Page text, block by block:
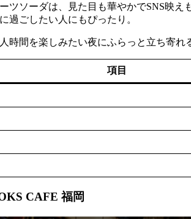
ツソーダは、見た目も華やかでSNS映
過ごしたい人にもぴったり。
時間を楽しみたい夜にふらっと立ち寄れ
項目
CAFE 福岡